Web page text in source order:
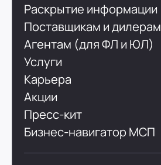
Раскрытие информации
Поставщикам и дилерам
Агентам (для ФЛ и ЮЛ)
Услуги
Карьера
Акции
Пресс-кит
Бизнес-навигатор МСП